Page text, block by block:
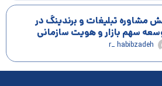
مشاوره تبلیغات و برندینگ در
سهم بازار و هویت سازمانی
r_ habibzadeh